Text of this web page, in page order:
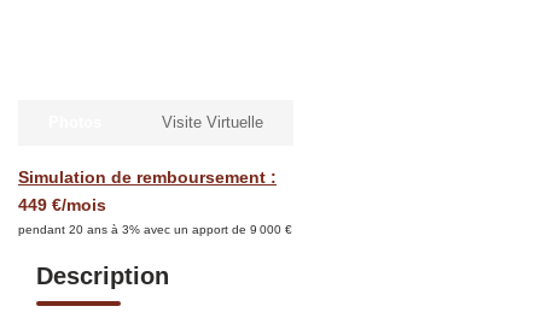
Simulation de remboursement :
449 €/mois
pendant 20 ans à 3% avec un apport de 9 000 €
Visite Virtuelle
Description